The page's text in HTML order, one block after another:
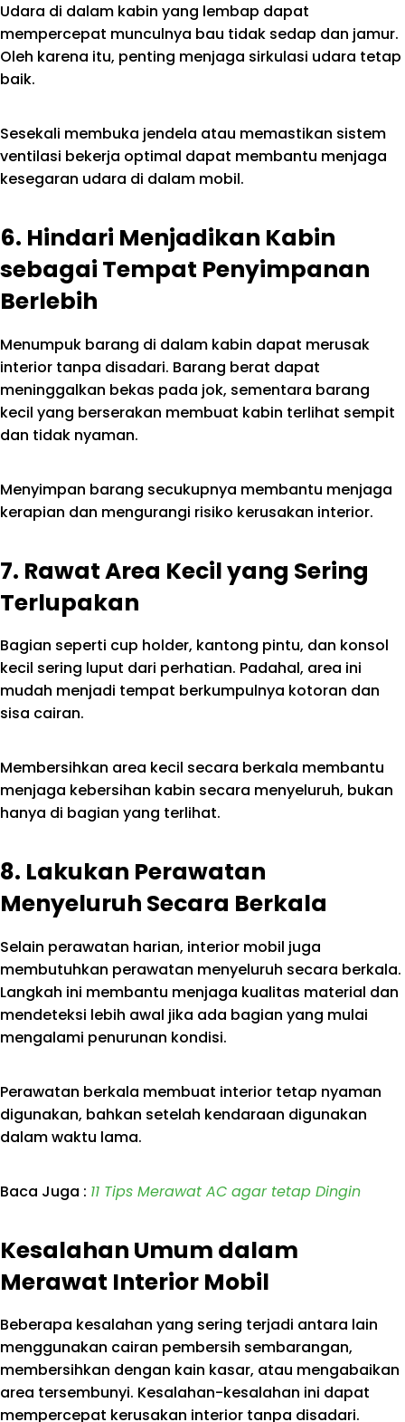
Udara di dalam kabin yang lembap dapat
mempercepat munculnya bau tidak sedap dan jamur.
Oleh karena itu, penting menjaga sirkulasi udara tetap
baik.
Sesekali membuka jendela atau memastikan sistem
ventilasi bekerja optimal dapat membantu menjaga
kesegaran udara di dalam mobil.
6. Hindari Menjadikan Kabin
sebagai Tempat Penyimpanan
Berlebih
Menumpuk barang di dalam kabin dapat merusak
interior tanpa disadari. Barang berat dapat
meninggalkan bekas pada jok, sementara barang
kecil yang berserakan membuat kabin terlihat sempit
dan tidak nyaman.
Menyimpan barang secukupnya membantu menjaga
kerapian dan mengurangi risiko kerusakan interior.
7. Rawat Area Kecil yang Sering
Terlupakan
Bagian seperti cup holder, kantong pintu, dan konsol
kecil sering luput dari perhatian. Padahal, area ini
mudah menjadi tempat berkumpulnya kotoran dan
sisa cairan.
Membersihkan area kecil secara berkala membantu
menjaga kebersihan kabin secara menyeluruh, bukan
hanya di bagian yang terlihat.
8. Lakukan Perawatan
Menyeluruh Secara Berkala
Selain perawatan harian, interior mobil juga
membutuhkan perawatan menyeluruh secara berkala.
Langkah ini membantu menjaga kualitas material dan
mendeteksi lebih awal jika ada bagian yang mulai
mengalami penurunan kondisi.
Perawatan berkala membuat interior tetap nyaman
digunakan, bahkan setelah kendaraan digunakan
dalam waktu lama.
Baca Juga : 11 Tips Merawat AC agar tetap Dingin
Kesalahan Umum dalam
Merawat Interior Mobil
Beberapa kesalahan yang sering terjadi antara lain
menggunakan cairan pembersih sembarangan,
membersihkan dengan kain kasar, atau mengabaikan
area tersembunyi. Kesalahan-kesalahan ini dapat
mempercepat kerusakan interior tanpa disadari.